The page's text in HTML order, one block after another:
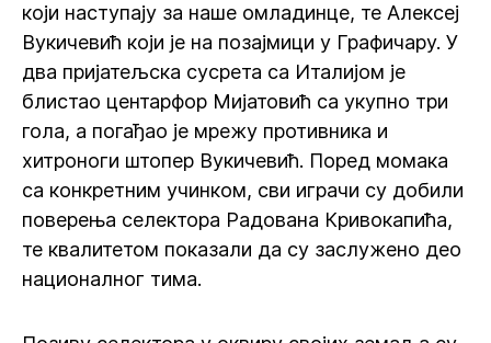
који наступају за наше омладинце, те Алексеј
Вукичевић који је на позајмици у Графичару. У
два пријатељска сусрета са Италијом је
блистао центарфор Мијатовић са укупно три
гола, а погађао је мрежу противника и
хитроноги штопер Вукичевић. Поред момака
са конкретним учинком, сви играчи су добили
поверења селектора Радована Кривокапића,
те квалитетом показали да су заслужено део
националног тима.